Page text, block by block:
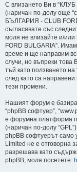
С влизането Ви в
(наричан по-долу още
БЪЛГАРИЯ - CLUB
съгласявате със
моля не влизайте и/
FORD BULGARIA”.
време и ще направим
случи, но въпреки това
тъй като ползването
след като са
тези промени.
Нашият форум е
“phpBB софтуер”,
е форумна платформа
(наричан по-долу
phpBB софтуерът само
Limited не е отговорна
разрешава като
phpBB, моля посетете: